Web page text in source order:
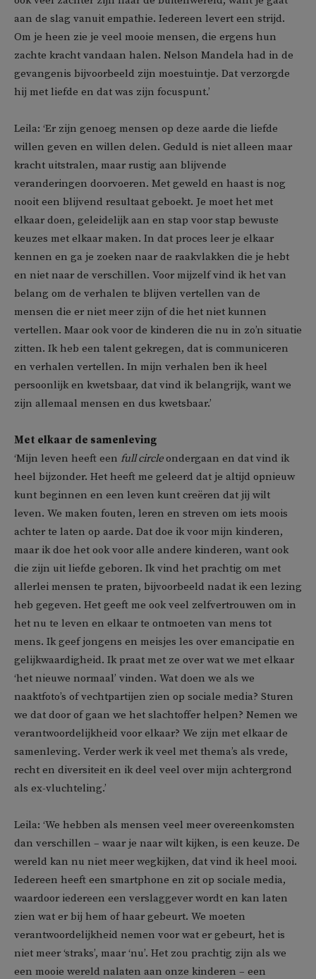
aan de slag vanuit empathie. Iedereen levert een strijd.
Om je heen zie je veel mooie mensen, die ergens hun
zachte kracht vandaan halen. Nelson Mandela had in de
gevangenis bijvoorbeeld zijn moestuintje. Dat verzorgde
hij met liefde en dat was zijn focuspunt.’
Leila: ‘Er zijn genoeg mensen op deze aarde die liefde
willen geven en willen delen. Geduld is niet alleen maar
kracht uitstralen, maar rustig aan blijvende
veranderingen doorvoeren. Met geweld en haast is nog
nooit een blijvend resultaat geboekt. Je moet het met
elkaar doen, geleidelijk aan en stap voor stap bewuste
keuzes met elkaar maken. In dat proces leer je elkaar
kennen en ga je zoeken naar de raakvlakken die je hebt
en niet naar de verschillen. Voor mijzelf vind ik het van
belang om de verhalen te blijven vertellen van de
mensen die er niet meer zijn of die het niet kunnen
vertellen. Maar ook voor de kinderen die nu in zo’n situatie
zitten. Ik heb een talent gekregen, dat is communiceren
en verhalen vertellen. In mijn verhalen ben ik heel
persoonlijk en kwetsbaar, dat vind ik belangrijk, want we
zijn allemaal mensen en dus kwetsbaar.’
Met elkaar de samenleving
‘Mijn leven heeft een full circleondergaan en dat vind ik
heel bijzonder. Het heeft me geleerd dat je altijd opnieuw
kunt beginnen en een leven kunt creëren dat jij wilt
leven. We maken fouten, leren en streven om iets moois
achter te laten op aarde. Dat doe ik voor mijn kinderen,
maar ik doe het ook voor alle andere kinderen, want ook
die zijn uit liefde geboren. Ik vind het prachtig om met
allerlei mensen te praten, bijvoorbeeld nadat ik een lezing
heb gegeven. Het geeft me ook veel zelfvertrouwen om in
het nu te leven en elkaar te ontmoeten van mens tot
mens. Ik geef jongens en meisjes les over emancipatie en
gelijkwaardigheid. Ik praat met ze over wat we met elkaar
‘het nieuwe normaal’ vinden. Wat doen we als we
naaktfoto’s of vechtpartijen zien op sociale media? Sturen
we dat door of gaan we het slachtoffer helpen? Nemen we
verantwoordelijkheid voor elkaar? We zijn met elkaar de
samenleving. Verder werk ik veel met thema’s als vrede,
recht en diversiteit en ik deel veel over mijn achtergrond
als ex-vluchteling.’
Leila: ‘We hebben als mensen veel meer overeenkomsten
dan verschillen – waar je naar wilt kijken, is een keuze. De
wereld kan nu niet meer wegkijken, dat vind ik heel mooi.
Iedereen heeft een smartphone en zit op sociale media,
waardoor iedereen een verslaggever wordt en kan laten
zien wat er bij hem of haar gebeurt. We moeten
verantwoordelijkheid nemen voor wat er gebeurt, het is
niet meer ‘straks’, maar ‘nu’. Het zou prachtig zijn als we
een mooie wereld nalaten aan onze kinderen – een